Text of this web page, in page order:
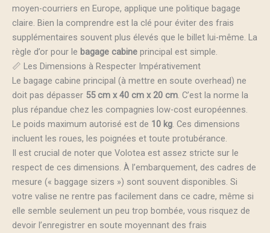
moyen-courriers en Europe, applique une politique bagage
claire. Bien la comprendre est la clé pour éviter des frais
supplémentaires souvent plus élevés que le billet lui-même. La
règle d’or pour le bagage cabine principal est simple.
📏 Les Dimensions à Respecter Impérativement
Le bagage cabine principal (à mettre en soute overhead) ne
doit pas dépasser 55 cm x 40 cm x 20 cm. C’est la norme la
plus répandue chez les compagnies low-cost européennes.
Le poids maximum autorisé est de 10 kg. Ces dimensions
incluent les roues, les poignées et toute protubérance.
Il est crucial de noter que Volotea est assez stricte sur le
respect de ces dimensions. À l’embarquement, des cadres de
mesure (« baggage sizers ») sont souvent disponibles. Si
votre valise ne rentre pas facilement dans ce cadre, même si
elle semble seulement un peu trop bombée, vous risquez de
devoir l’enregistrer en soute moyennant des frais